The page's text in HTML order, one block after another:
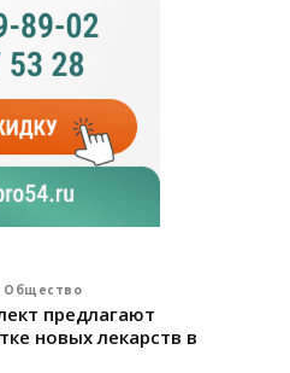
Общество
предлагают
новых лекарств в